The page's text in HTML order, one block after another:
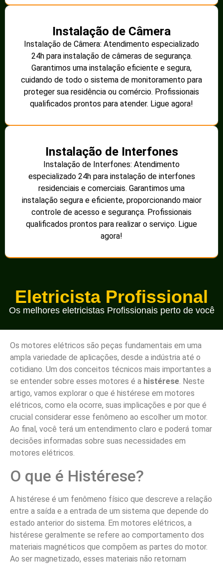
Instalação de Câmera
Instalação de Câmera: Atendimento especializado
24h para instalação de câmeras de segurança.
Garantimos uma instalação eficiente e segura,
cuidando de todo o sistema de monitoramento para
proteger sua residência ou comércio. Profissionais
qualificados prontos para atender. Ligue agora!
Instalação de Interfones
Instalação de Interfones: Atendimento
especializado 24h para instalação de interfones
residenciais e comerciais. Garantimos uma
instalação segura e eficiente, proporcionando maior
controle de acesso e segurança. Profissionais
qualificados prontos para realizar o serviço. Ligue
agora!
Eletricista Profissional
Os melhores eletricistas Profissionais perto de você
Os motores elétricos são peças fundamentais em uma
ampla variedade de aplicações, desde a indústria até o
cotidiano. Um dos conceitos técnicos mais importantes a
se entender sobre esses motores é a histérese. Neste
artigo, vamos explorar o que é histérese em motores
elétricos, como ela ocorre, suas implicações e por que é
crucial considerar esse fenômeno ao escolher um motor.
Ao final, você terá um entendimento claro e poderá tomar
decisões informadas sobre suas necessidades em
motores elétricos.
O que é Histérese?
A histérese é um fenômeno físico que descreve a relação
entre a saída e a entrada de um sistema que depende do
estado anterior do sistema. Em motores elétricos, a
histérese geralmente se refere ao comportamento dos
materiais magnéticos que compõem as partes do motor.
Ao ser magnetizado, esses materiais não retornam